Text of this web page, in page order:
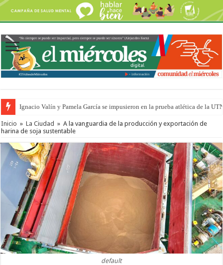
Ignacio Valín y Pamela García se impusieron en la prueba atlética de la
Inicio » La Ciudad » A la vanguardia de la producción y exportación de
harina de soja sustentable
default